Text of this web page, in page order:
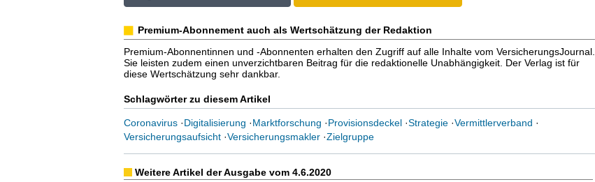
Premium-Abonnement auch als Wertschätzung der Redaktion
Premium-Abonnentinnen und -Abonnenten erhalten den Zugriff auf alle Inhalte vom VersicherungsJournal.
Sie leisten zudem einen unverzichtbaren Beitrag für die redaktionelle Unabhängigkeit. Der Verlag ist für
diese Wertschätzung sehr dankbar.
Schlagwörter zu diesem Artikel
Coronavirus·Digitalisierung ·Marktforschung ·Provisionsdeckel·Strategie·Vermittlerverband ·
Versicherungsaufsicht·Versicherungsmakler·Zielgruppe
Weitere Artikel der Ausgabe vom 4.6.2020